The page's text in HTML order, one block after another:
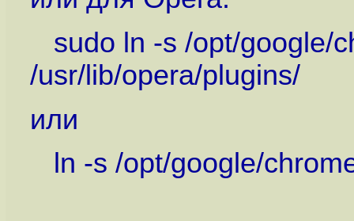
sudo ln -s /opt/google/
/usr/lib/opera/plugins/
или
ln -s /opt/google/